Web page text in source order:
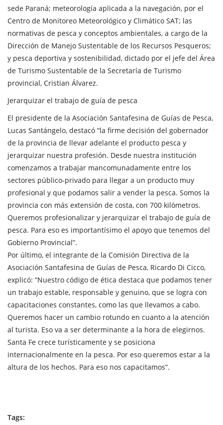
sede Paraná; meteorología aplicada a la navegación, por el
Centro de Monitoreo Meteorológico y Climático SAT; las
normativas de pesca y conceptos ambientales, a cargo de la
Dirección de Manejo Sustentable de los Recursos Pesqueros;
y pesca deportiva y sostenibilidad, dictado por el jefe del Área
de Turismo Sustentable de la Secretaría de Turismo
provincial, Cristian Álvarez.
Jerarquizar el trabajo de guía de pesca
El presidente de la Asociación Santafesina de Guías de Pesca,
Lucas Santángelo, destacó “la firme decisión del gobernador
de la provincia de llevar adelante el producto pesca y
jerarquizar nuestra profesión. Desde nuestra institución
comenzamos a trabajar mancomunadamente entre los
sectores público-privado para llegar a un producto muy
profesional y que podamos salir a vender la pesca. Somos la
provincia con más extensión de costa, con 700 kilómetros.
Queremos profesionalizar y jerarquizar el trabajo de guía de
pesca. Para eso es importantísimo el apoyo que tenemos del
Gobierno Provincial”.
Por último, el integrante de la Comisión Directiva de la
Asociación Santafesina de Guías de Pesca, Ricardo Di Cicco,
explicó: “Nuestro código de ética destaca que podamos tener
un trabajo estable, responsable y genuino, que se logra con
capacitaciones constantes, como las que llevamos a cabo.
Queremos hacer un cambio rotundo en cuanto a la atención
al turista. Eso va a ser determinante a la hora de elegirnos.
Santa Fe crece turísticamente y se posiciona
internacionalmente en la pesca. Por eso queremos estar a la
altura de los hechos. Para eso nos capacitamos”.
Tags: